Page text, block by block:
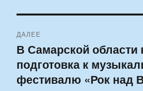
ДАЛЕЕ
Следующая
запись:
В Самарской области
подготовка к
фестивалю «Рок над